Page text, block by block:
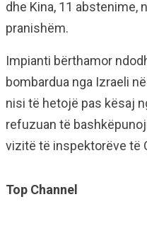
dhe Kina, 11 abstenime,
pranishëm.
Impianti bërthamor
bombardua nga Izraeli
nisi të hetojë pas kësaj
refuzuan të
vizitë të inspektorëve të
Top Channel